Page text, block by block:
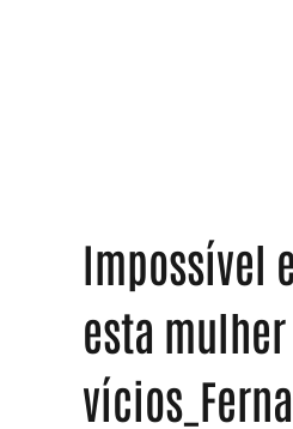
Impossível
esta